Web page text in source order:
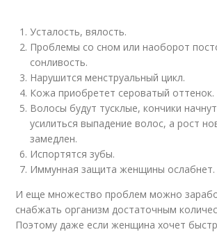
Усталость, вялость.
Проблемы со сном или наоборот
сонливость.
Нарушится менструальный цикл.
Кожа приобретет сероватый оттенок.
Волосы будут тусклые, кончики
усилиться выпадение волос, а рост
замедлен.
Испортятся зубы.
Иммунная защита женщины ослабнет.
И еще множество проблем можно
снабжать организм достаточным
Поэтому даже если женщина хочет